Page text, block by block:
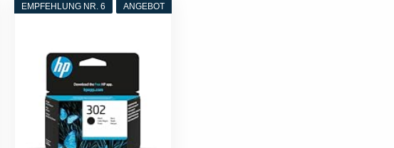
ANGEBOT
EMPFEHLUNG NR. 6